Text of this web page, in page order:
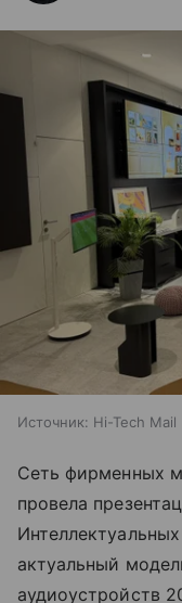
Источник: Hi-Tech Mail
Сеть фирменных
провела
актуальный
аудиоустройств